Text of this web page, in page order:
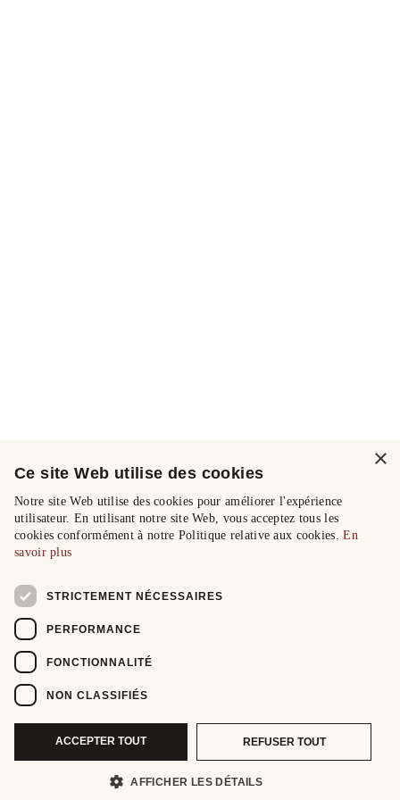
×
Ce site Web utilise des cookies
Notre site Web utilise des cookies pour améliorer l'expérience
utilisateur. En utilisant notre site Web, vous acceptez tous les
cookies conformément à notre Politique relative aux cookies.En
savoir plus
STRICTEMENT NÉCESSAIRES
PERFORMANCE
FONCTIONNALITÉ
NON CLASSIFIÉS
ACCEPTER TOUT REFUSER TOUT
AFFICHER LES DÉTAILS